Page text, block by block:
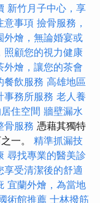
新竹月子中心，享
意事項 撿骨服務，
外燴，無論婚宴或
照顧您的視力健康
外燴，讓您的茶會
餐飲服務 高雄地區
事務所服務 老人養
住空間 牆壁漏水
骨服務 憑藉其獨特
一。 精準抓漏技
尋找專業的醫美診
享受清潔後的舒適
宜蘭外燴，為當地
術館推薦 士林撥筋